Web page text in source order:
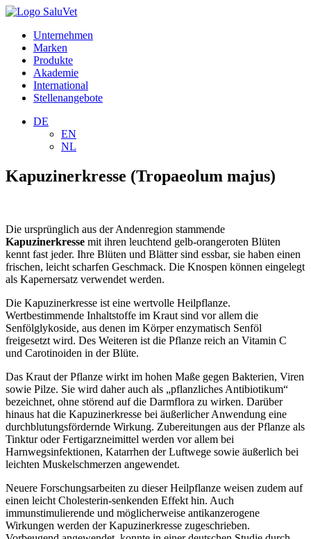
Unternehmen
Marken
Produkte
Akademie
International
Stellenangebote
DE
EN
NL
Kapuzinerkresse (Tropaeolum majus)
Die ursprünglich aus der Andenregion stammende
Kapuzinerkresse mit ihren leuchtend gelb-orangeroten Blüten
kennt fast jeder. Ihre Blüten und Blätter sind essbar, sie haben einen
frischen, leicht scharfen Geschmack. Die Knospen können eingelegt
als Kapernersatz verwendet werden.
Die Kapuzinerkresse ist eine wertvolle Heilpflanze.
Wertbestimmende Inhaltstoffe im Kraut sind vor allem die
Senfölglykoside, aus denen im Körper enzymatisch Senföl
freigesetzt wird. Des Weiteren ist die Pflanze reich an Vitamin C
und Carotinoiden in der Blüte.
Das Kraut der Pflanze wirkt im hohen Maße gegen Bakterien, Viren
sowie Pilze. Sie wird daher auch als „pflanzliches Antibiotikum“
bezeichnet, ohne störend auf die Darmflora zu wirken. Darüber
hinaus hat die Kapuzinerkresse bei äußerlicher Anwendung eine
durchblutungsfördernde Wirkung. Zubereitungen aus der Pflanze als
Tinktur oder Fertigarzneimittel werden vor allem bei
Harnwegsinfektionen, Katarrhen der Luftwege sowie äußerlich bei
leichten Muskelschmerzen angewendet.
Neuere Forschungsarbeiten zu dieser Heilpflanze weisen zudem auf
einen leicht Cholesterin-senkenden Effekt hin. Auch
immunstimulierende und möglicherweise antikanzerogene
Wirkungen werden der Kapuzinerkresse zugeschrieben.